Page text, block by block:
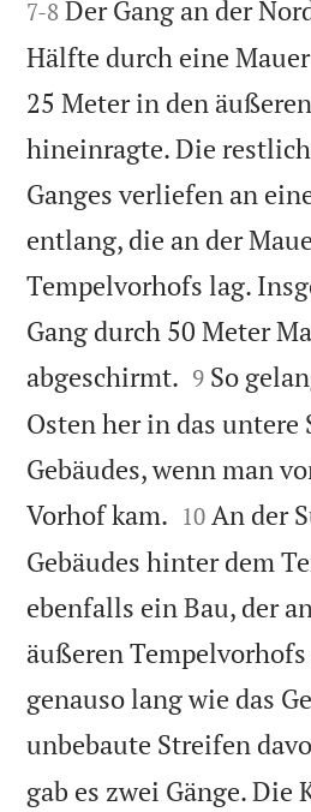
7-8 Der Gang an der
Hälfte durch eine
25 Meter in den
hineinragte. Die
Ganges verliefen an
entlang, die an der
Tempelvorhofs lag.
Gang durch 50 Meter
abgeschirmt. 

9 So
Osten her in das untere
Gebäudes, wenn man
Vorhof kam. 

10 An der
Gebäudes hinter dem
ebenfalls ein Bau, der
äußeren
genauso lang wie das
unbebaute Streifen
gab es zwei Gänge. Die